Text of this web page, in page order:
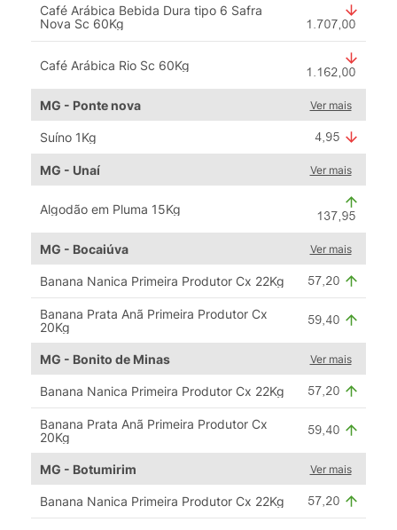
Café Arábica Bebida Dura tipo 6 Safra
Nova Sc 60Kg
Café Arábica Rio Sc 60Kg
MG - Ponte nova Ver mais
Suíno 1Kg
MG - Unaí Ver mais
Algodão em Pluma 15Kg
MG - Bocaiúva Ver mais
Banana Nanica Primeira Produtor Cx 22Kg
Banana Prata Anã Primeira Produtor Cx
20Kg
MG - Bonito de Minas Ver mais
Banana Nanica Primeira Produtor Cx 22Kg
Banana Prata Anã Primeira Produtor Cx
20Kg
MG - Botumirim Ver mais
Banana Nanica Primeira Produtor Cx 22Kg